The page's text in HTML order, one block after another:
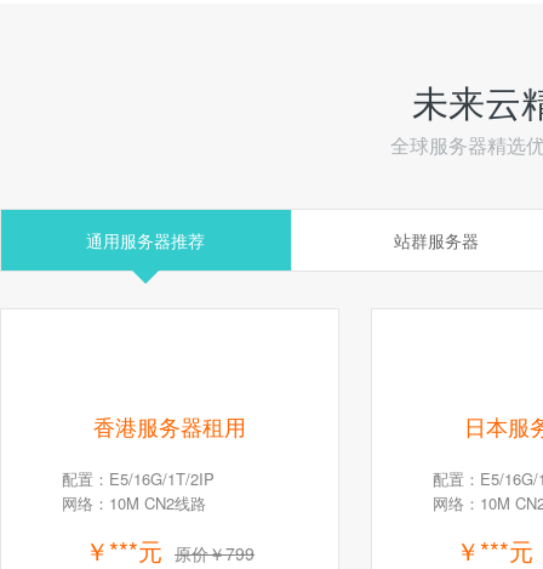
未来云
全球服务器精选
通用服务器推荐 站群服务器
香港服务器租用
配置：E5/16G/1T/2IP
网络：10M CN2线路
￥***元 原价￥799
日本服
配置：E5/
网络：10M
￥***元